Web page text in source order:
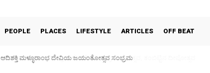
PEOPLE PLACES LIFESTYLE ARTICLES OFF BEAT
30 ವರ್ಷಗಳ ಬಳಿಕ ಗ್ರಾಮದೇವತೆಗಳ ಜಾತ್ರಾ ಮಹೋತ್ಸವ, ತಂಬಿಟ್ಟಿನ ದೀಪೋತ್ಸವ